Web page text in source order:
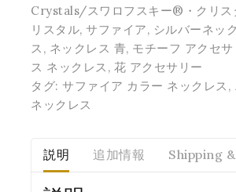
Crystals/スワロフスキー®・クリス
リスタル, サファイア, シルバーネッ
ス , ネックレス 青, モチーフ アクセサ
ス ネックレス , 花 アクセサリー
タグ: サファイア カラー ネックレス ,
ネックレス
説明 追加情報 Shipping